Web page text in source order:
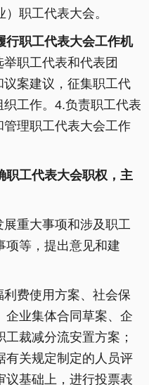
）职工代表大会。
行职工代表大会工作机
举职工代表和代表团
议案建议，征集职工代
工作。4.负责职工代表
理职工代表大会工作
职工代表大会职权，主
重大事项和涉及职工
项等，提出意见和建
费使用方案、社会保
企业集体合同草案、企
裁减分流安置方案；
有关规定制定的人员评
议基础上，进行投票表